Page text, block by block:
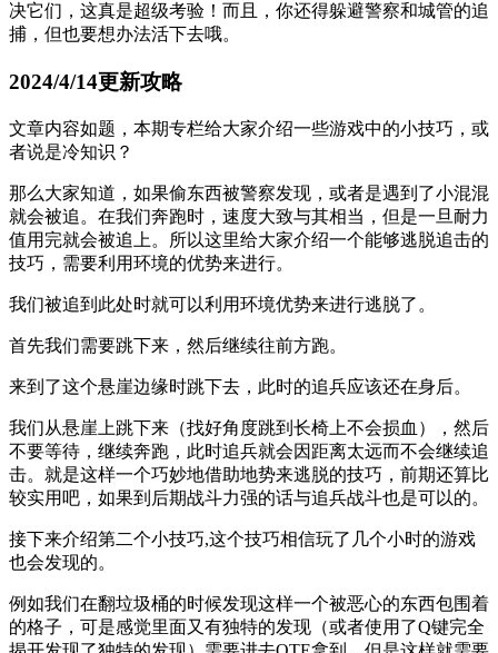
决它们，这真是超级考验！而且，你还得躲避警察和城管的追
捕，但也要想办法活下去哦。
2024/4/14更新攻略
文章内容如题，本期专栏给大家介绍一些游戏中的小技巧，或
者说是冷知识？
那么大家知道，如果偷东西被警察发现，或者是遇到了小混混
就会被追。在我们奔跑时，速度大致与其相当，但是一旦耐力
值用完就会被追上。所以这里给大家介绍一个能够逃脱追击的
技巧，需要利用环境的优势来进行。
我们被追到此处时就可以利用环境优势来进行逃脱了。
首先我们需要跳下来，然后继续往前方跑。
来到了这个悬崖边缘时跳下去，此时的追兵应该还在身后。
我们从悬崖上跳下来（找好角度跳到长椅上不会损血），然后
不要等待，继续奔跑，此时追兵就会因距离太远而不会继续追
击。就是这样一个巧妙地借助地势来逃脱的技巧，前期还算比
较实用吧，如果到后期战斗力强的话与追兵战斗也是可以的。
接下来介绍第二个小技巧,这个技巧相信玩了几个小时的游戏
也会发现的。
例如我们在翻垃圾桶的时候发现这样一个被恶心的东西包围着
的格子，可是感觉里面又有独特的发现（或者使用了Q键完全